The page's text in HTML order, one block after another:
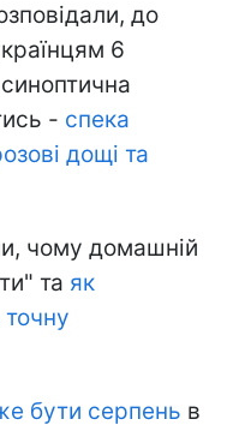
до
6
- спека
дощі та
чому домашній
та як
бути серпень в